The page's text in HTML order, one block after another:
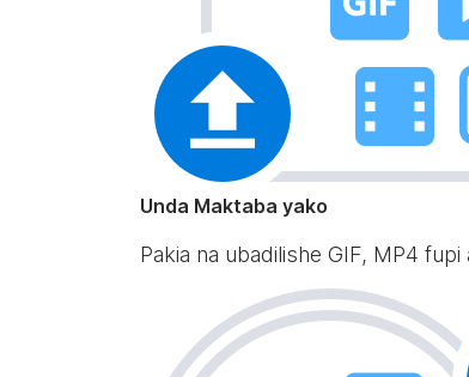
Unda Maktaba yako
Pakia na ubadilishe GIF, MP4